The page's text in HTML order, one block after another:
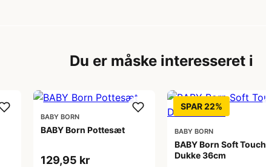
Du er måske interesseret i
BABY BORN
BABY Born Pottesæt
129,95 kr
SPAR 22%
BABY BORN
BABY Born Soft Touch
Dukke 36cm